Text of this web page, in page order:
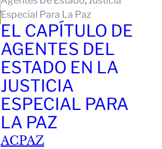
Especial Para La Paz
EL CAPÍTULO DE
AGENTES DEL
ESTADO EN LA
JUSTICIA
ESPECIAL PARA
LA PAZ
ACPAZ